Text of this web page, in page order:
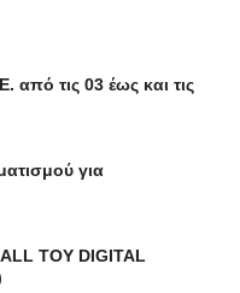
από τις 03 έως και τις
για
ΤΟΥ DIGITAL